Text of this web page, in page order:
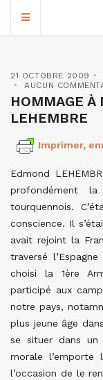
21 OCTOBRE 2009
AUCUN
HOMMAGE À
LEHEMBRE
Imprimer,
Edmond
profondément
tourquennois.
conscience. Il
avait rejoint la
traversé
choisi la 1ère
participé aux
notre pays,
plus jeune âge
se situer dans un
morale l’emporte
l’occasion de le